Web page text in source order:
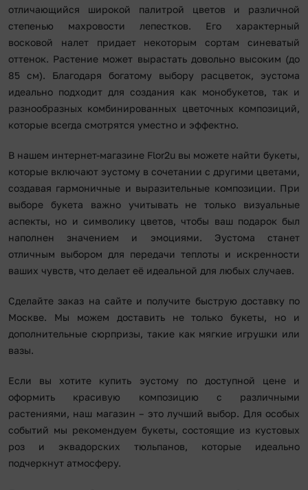
отличающийся широкой палитрой цветов и различной
степенью махровости лепестков. Его характерный
восковой налет придает некоторым сортам синеватый
оттенок. Растение может вырастать довольно высоким (до
85 см). Благодаря богатому выбору расцветок, эустома
идеально подходит для создания как монобукетов, так и
разнообразных комбинированных цветочных композиций,
которые всегда смотрятся уместно и эффектно.
В нашем интернет-магазине Flor2u вы можете найти букеты,
которые включают эустому в сочетании с другими цветами,
создавая гармоничные и выразительные композиции. При
выборе букета важно учитывать не только визуальные
аспекты, но и символику цветов, чтобы ваш подарок был
наполнен значением и эмоциями. Эустома станет
отличным выбором для передачи теплоты и искренности
ваших чувств, что делает её идеальной для любых случаев.
Сделайте заказ на сайте и получите быструю доставку по
Москве. Мы можем доставить не только букеты, но и
дополнительные сюрпризы, такие как мягкие игрушки или
вазы.
Если вы хотите купить эустому по доступной цене и
оформить красивую композицию с различными
растениями, наш магазин – это лучший выбор. Для особых
событий мы рекомендуем букеты, состоящие из кустовых
роз и эквадорских тюльпанов, которые идеально
подчеркнут атмосферу.